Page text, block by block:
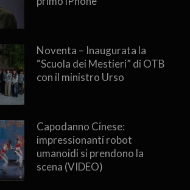
Noventa – Inaugurata la
“Scuola dei Mestieri” di OTB
con il ministro Urso
Capodanno Cinese:
impressionanti robot
umanoidi si prendono la
scena (VIDEO)